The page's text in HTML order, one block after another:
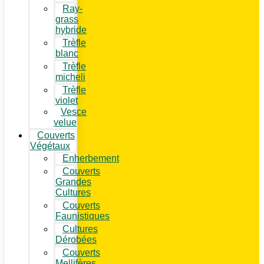
Ray-
grass
hybride
Trèfle
blanc
Trèfle
micheli
Trèfle
violet
Vesce
velue
Couverts
Végétaux
Enherbement
Couverts
Grandes
Cultures
Couverts
Faunistiques
Cultures
Dérobées
Couverts